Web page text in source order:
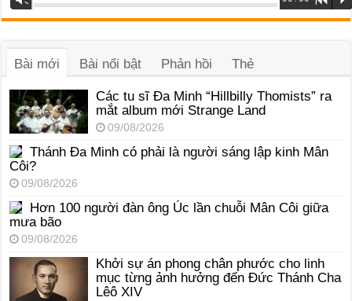
phát
Bài mới Bài nổi bật Phản hồi Thẻ
Các tu sĩ Đa Minh “Hillbilly Thomists” ra
mắt album mới Strange Land
09/08/2026
Thánh Đa Minh có phải là người sáng lập kinh Mân
Côi?
09/08/2026
Hơn 100 người đàn ông Úc lần chuỗi Mân Côi giữa
mưa bão
09/08/2026
Khởi sự án phong chân phước cho linh
mục từng ảnh hưởng đến Đức Thánh Cha
Lêô XIV